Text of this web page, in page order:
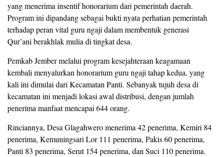
yang menerima insentif honorarium dari pemerintah daerah.
Program ini dipandang sebagai bukti nyata perhatian pemerintah
terhadap peran vital guru ngaji dalam membentuk generasi
Qur’ani berakhlak mulia di tingkat desa.
Pemkab Jember melalui program kesejahteraan keagamaan
kembali menyalurkan honorarium guru ngaji tahap kedua, yang
kali ini dimulai dari Kecamatan Panti. Sebanyak tujuh desa di
kecamatan ini menjadi lokasi awal distribusi, dengan jumlah
penerima manfaat mencapai 644 orang.
Rinciannya, Desa Glagahwero menerima 42 penerima, Kemiri 84
penerima, Kemuningsari Lor 111 penerima, Pakis 60 penerima,
Panti 83 penerima, Serut 154 penerima, dan Suci 110 penerima.